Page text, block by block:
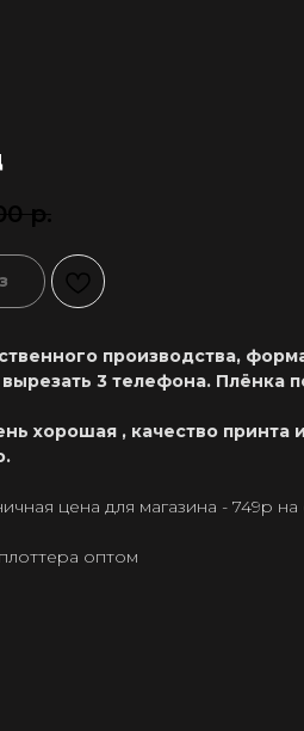
р.
производства,
3 телефона. Плёнка
хорошая , качество принта
цена для магазина - 749р
оптом